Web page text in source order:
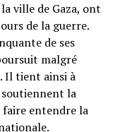
ville de Gaza, ont
de la guerre.
de ses
malgré
Il tient ainsi à
la
entendre la